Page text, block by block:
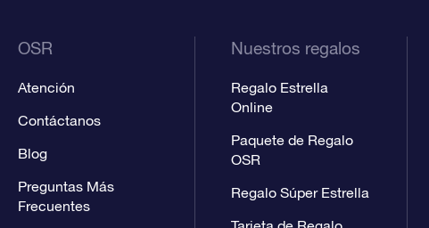
OSR
Atención
Contáctanos
Blog
Preguntas Más
Frecuentes
Nuestros regalos
Regalo Estrella
Online
Paquete de Regalo
OSR
Regalo Súper Estrella